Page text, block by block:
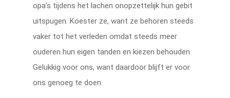
opa’s tijdens het lachen onopzettelijk hun gebit
uitspugen. Koester ze, want ze behoren steeds
vaker tot het verleden omdat steeds meer
ouderen hun eigen tanden en kiezen behouden.
Gelukkig voor ons, want daardoor blijft er voor
ons genoeg te doen.